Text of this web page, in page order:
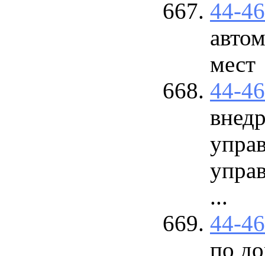
44-
мест
44-
...
44-
по